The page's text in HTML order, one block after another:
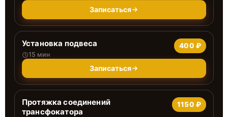
Записаться
Установка подвеса
15 мин
400 ₽
Записаться
Протяжка соединений
трансфокатора
1150 ₽